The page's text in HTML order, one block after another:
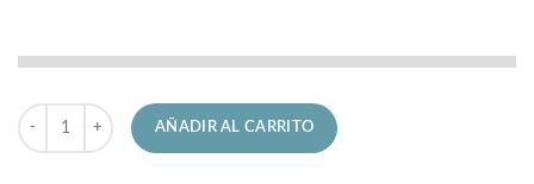
Reloj Lotus de Hombre 18684/3 Chrono cantidad
AÑADIR AL CARRITO